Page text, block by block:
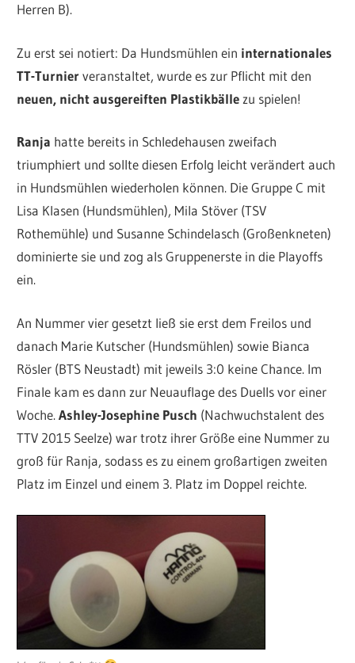
Herren B).
Zu erst sei notiert: Da Hundsmühlen ein internationales
TT-Turnierveranstaltet, wurde es zur Pflicht mit den
neuen, nicht ausgereiften Plastikbälle zu spielen!
Ranja hatte bereits in Schledehausen zweifach
triumphiert und sollte diesen Erfolg leicht verändert auch
in Hundsmühlen wiederholen können. Die Gruppe C mit
Lisa Klasen (Hundsmühlen), Mila Stöver (TSV
Rothemühle) und Susanne Schindelasch (Großenkneten)
dominierte sie und zog als Gruppenerste in die Playoffs
ein.
An Nummer vier gesetzt ließ sie erst dem Freilos und
danach Marie Kutscher (Hundsmühlen) sowie Bianca
Rösler (BTS Neustadt) mit jeweils 3:0 keine Chance. Im
Finale kam es dann zur Neuauflage des Duells vor einer
Woche.Ashley-Josephine Pusch (Nachwuchstalent des
TTV 2015 Seelze) war trotz ihrer Größe eine Nummer zu
groß für Ranja, sodass es zu einem großartigen zweiten
Platz im Einzel und einem 3. Platz im Doppel reichte.